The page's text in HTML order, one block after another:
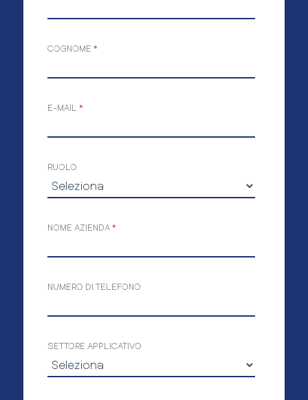
COGNOME *
E-MAIL *
RUOLO
NOME AZIENDA *
NUMERO DI TELEFONO
SETTORE APPLICATIVO